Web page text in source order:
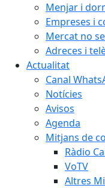
Menjar i
Empreses i
Mercat no
Adreces i
Actualitat
Canal
Notícies
Avisos
Agenda
Mitjans de
Ràdio
VoTV
Altres